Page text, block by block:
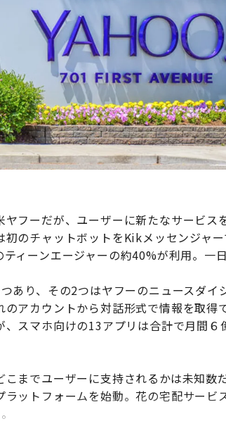
フーだが、ユーザーに新たなサービス
初のチャットボットをKikメッセンジャ
ィーンエージャーの約40%が利用。一
あり、その2つはヤフーのニュースダ
のアカウントから対話形式で情報を取得
スマホ向けの13アプリは合計で月間６
までユーザーに支持されるかは未知数
ラットフォームを始動。花の宅配サー